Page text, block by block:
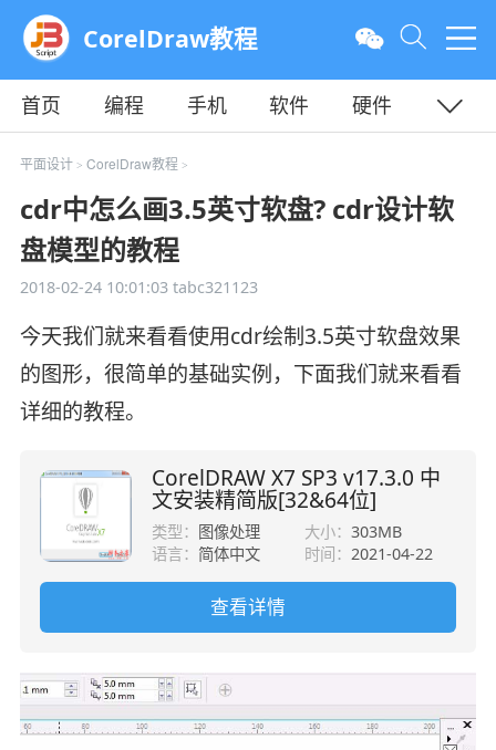
CorelDraw教程
首页 编程 手机 软件
硬件
教程
平面 服务器
平面设计> CorelDraw教程 >
cdr中怎么画3.5英寸软盘? cdr设计软
盘模型的教程
2018-02-24 10:01:03tabc321123
今天我们就来看看使用cdr绘制3.5英寸软盘效果
的图形，很简单的基础实例，下面我们就来看看
详细的教程。
CorelDRAW X7 SP3 v17.3.0 中
文安装精简版[32&64位]
类型： 图像处理 大小： 303MB
语言： 简体中文 时间： 2021-04-22
查看详情